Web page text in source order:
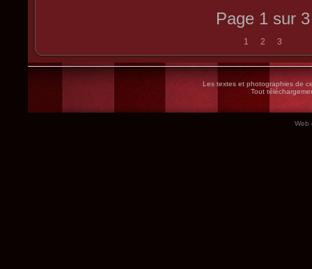
Page 1 sur 3
1 2 3
Les textes et photographies de
Tout
Web